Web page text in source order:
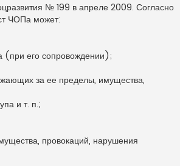
№ 199 в апреле 2009. Согласно
ЧОПа может:
(при его сопровождении);
за ее пределы, имущества,
и т. п.;
провокаций, нарушения